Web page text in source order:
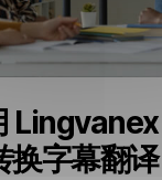
换字幕翻译